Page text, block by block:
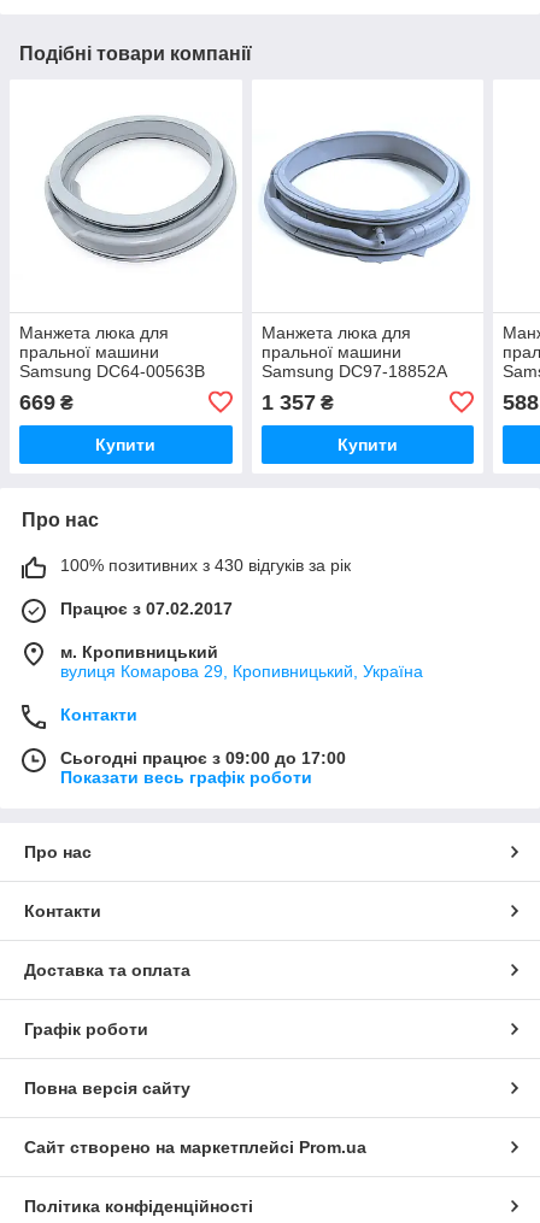
Подібні товари компанії
Манжета люка для
пральної машини
Samsung DC64-00563B
669 ₴
Купити
Манжета люка для
пральної машини
Samsung DC97-18852A
1 357₴
Купити
588
Про нас
100% позитивних з 430 відгуків за рік
Працює з 07.02.2017
м. Кропивницький
вулиця Комарова 29, Кропивницький, Україна
Контакти
Сьогодні працює з 09:00 до 17:00
Показати весь графік роботи
Про нас
Контакти
Доставка та оплата
Графік роботи
Повна версія сайту
Сайт створено на маркетплейсі Prom.ua
Політика конфіденційності